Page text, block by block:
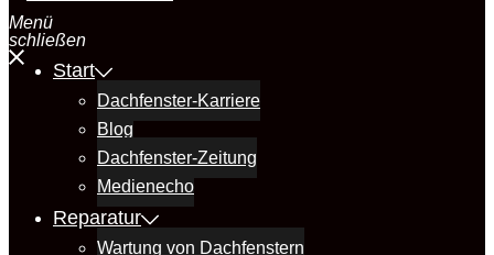
Menü
schließen
Start
Dachfenster-Karriere
Blog
Dachfenster-Zeitung
Medienecho
Reparatur
Wartung von Dachfenstern